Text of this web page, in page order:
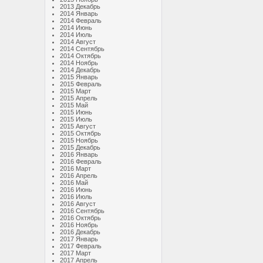
2013 Декабрь
2014 Январь
2014 Февраль
2014 Июнь
2014 Июль
2014 Август
2014 Сентябрь
2014 Октябрь
2014 Ноябрь
2014 Декабрь
2015 Январь
2015 Февраль
2015 Март
2015 Апрель
2015 Май
2015 Июнь
2015 Июль
2015 Август
2015 Октябрь
2015 Ноябрь
2015 Декабрь
2016 Январь
2016 Февраль
2016 Март
2016 Апрель
2016 Май
2016 Июнь
2016 Июль
2016 Август
2016 Сентябрь
2016 Октябрь
2016 Ноябрь
2016 Декабрь
2017 Январь
2017 Февраль
2017 Март
2017 Апрель